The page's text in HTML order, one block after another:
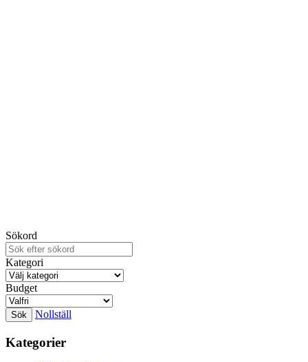
Sökord
Kategori
Budget
Nollställ
Kategorier